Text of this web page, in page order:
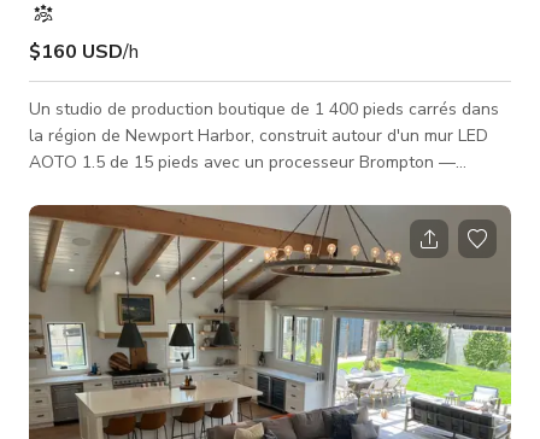
$160 USD/h
Un studio de production boutique de 1 400 pieds carrés dans
la région de Newport Harbor, construit autour d'un mur LED
AOTO 1.5 de 15 pieds avec un processeur Brompton —
premium à la caméra. Le sol principal du studio (~1 000 pieds
carrés) vous offre de la place pour votre installation complète
: positions de caméra, village vidéo, éclairage et talents —
avec le mur LED en arrière-plan. Changez instantanément
d'appare